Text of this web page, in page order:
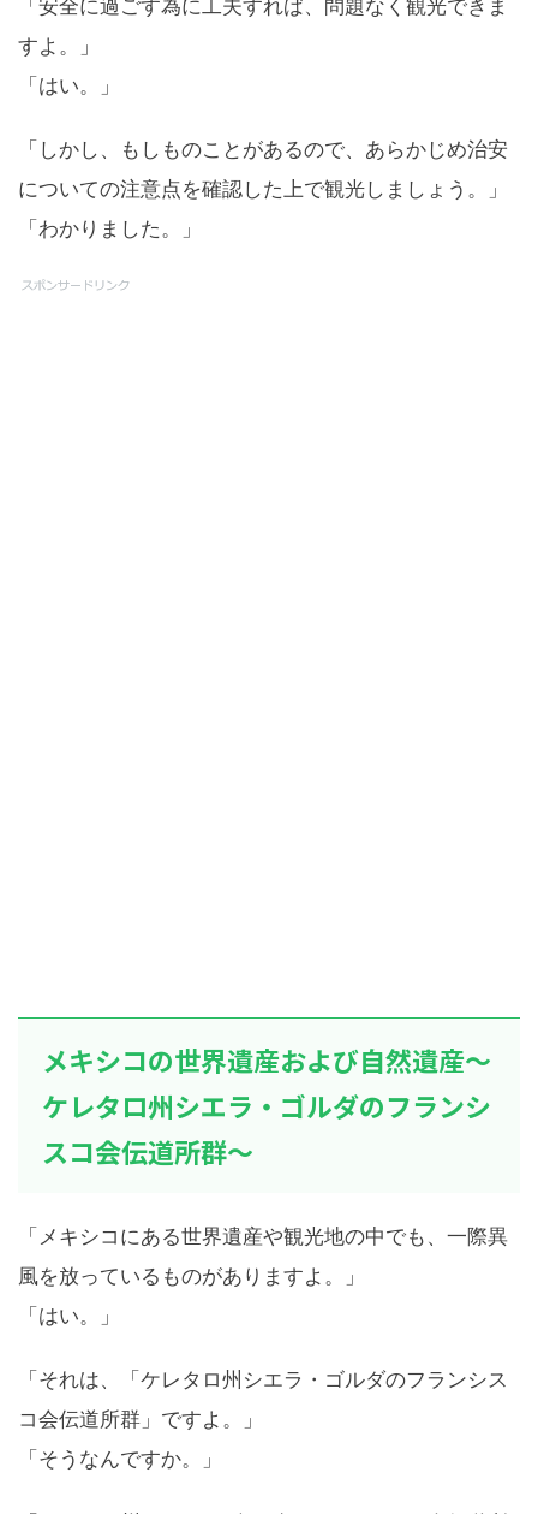
「安全に過ごす為に工夫すれば、問題なく観光できま
すよ。」
「はい。」
「しかし、もしものことがあるので、あらかじめ治安
についての注意点を確認した上で観光しましょう。」
「わかりました。」
メキシコの世界遺産および自然遺産～
ケレタロ州シエラ・ゴルダのフランシ
スコ会伝道所群～
「メキシコにある世界遺産や観光地の中でも、一際異
風を放っているものがありますよ。」
「はい。」
「それは、「ケレタロ州シエラ・ゴルダのフランシス
コ会伝道所群」ですよ。」
「そうなんですか。」